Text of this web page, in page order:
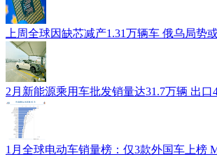
上周全球因缺芯减产1.31万辆车 俄乌局势
2月新能源乘用车批发销量达31.7万辆 出口
1月全球电动车销量榜：仅3款外国车上榜